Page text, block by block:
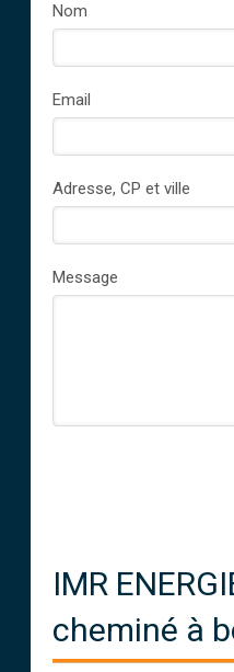
Nom
Email
Adresse, CP et ville
Message
IMR
cheminé à